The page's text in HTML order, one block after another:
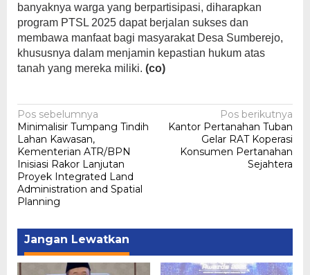
banyaknya warga yang berpartisipasi, diharapkan
program PTSL 2025 dapat berjalan sukses dan
membawa manfaat bagi masyarakat Desa Sumberejo,
khususnya dalam menjamin kepastian hukum atas
tanah yang mereka miliki. (co)
Navigasi
pos
Pos sebelumnya
Minimalisir Tumpang Tindih
Lahan Kawasan,
Kementerian ATR/BPN
Inisiasi Rakor Lanjutan
Proyek Integrated Land
Administration and Spatial
Planning
Pos berikutnya
Kantor Pertanahan Tuban
Gelar RAT Koperasi
Konsumen Pertanahan
Sejahtera
Jangan Lewatkan